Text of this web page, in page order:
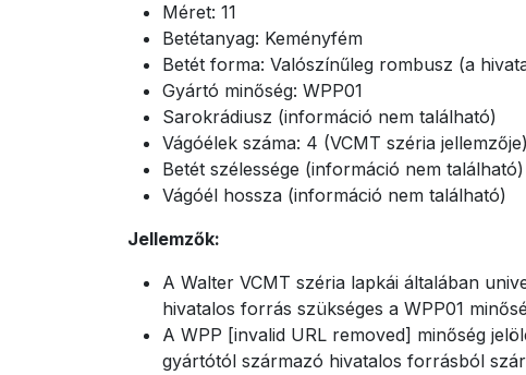
Méret: 11
Betétanyag: Keményfém
Betét forma: Valószínűleg rombusz (a
Gyártó minőség: WPP01
Sarokrádiusz (információ nem található)
Vágóélek száma: 4 (VCMT széria jellemzője)
Betét szélessége (információ nem található)
Vágóél hossza (információ nem található)
Jellemzők:
A Walter VCMT széria lapkái általában
hivatalos forrás szükséges a WPP01
A WPP [invalid URL removed] minőség
gyártótól származó hivatalos forrásból